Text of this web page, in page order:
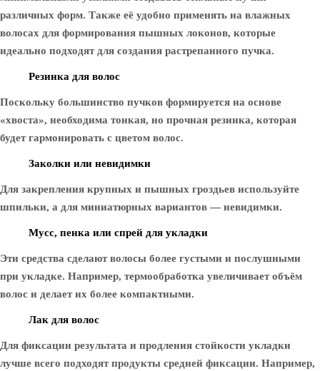
различных форм. Также её удобно применять на влажных
волосах для формирования пышных локонов, которые
идеально подходят для создания растрепанного пучка.
Резинка для волос
Поскольку большинство пучков формируется на основе
«хвоста», необходима тонкая, но прочная резинка, которая
будет гармонировать с цветом волос.
Заколки или невидимки
Для закрепления крупных и пышных гроздьев используйте
шпильки, а для миниатюрных вариантов — невидимки.
Мусс, пенка или спрей для укладки
Эти средства сделают волосы более густыми и послушными
при укладке. Например, термообработка увеличивает объём
волос и делает их более компактными.
Лак для волос
Для фиксации результата и продления стойкости укладки
лучше всего подходят продукты средней фиксации. Например,